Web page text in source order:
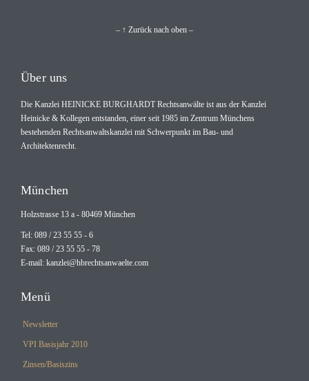
– ↑ Zurück nach oben –
Über uns
Die Kanzlei HEINICKE BURGHARDT Rechtsanwälte ist aus der Kanzlei
Heinicke & Kollegen entstanden, einer seit 1985 im Zentrum Münchens
bestehenden Rechtsanwaltskanzlei mit Schwerpunkt im Bau- und
Architektenrecht.
München
Holzstrasse 13 a - 80469 München
Tel: 089 / 23 55 55 - 6
Fax: 089 / 23 55 55 - 78
E-mail: kanzlei@hbrechtsanwaelte.com
Menü
Newsletter
VPI Basisjahr 2010
Zinsen/Basiszins